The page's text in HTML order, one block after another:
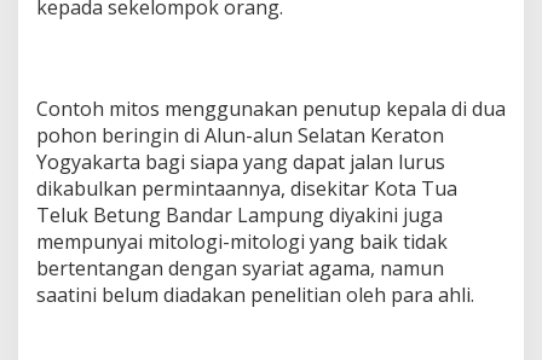
kepada sekelompok orang.
Contoh mitos menggunakan penutup kepala di dua
pohon beringin di Alun-alun Selatan Keraton
Yogyakarta bagi siapa yang dapat jalan lurus
dikabulkan permintaannya, disekitar Kota Tua
Teluk Betung Bandar Lampung diyakini juga
mempunyai mitologi-mitologi yang baik tidak
bertentangan dengan syariat agama, namun
saatini belum diadakan penelitian oleh para ahli.